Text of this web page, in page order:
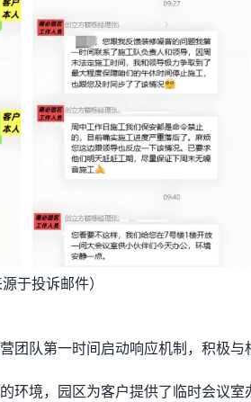
源于投诉邮件）
团队第一时间启动响应机制，积极与
环境，园区为客户提供了临时会议室